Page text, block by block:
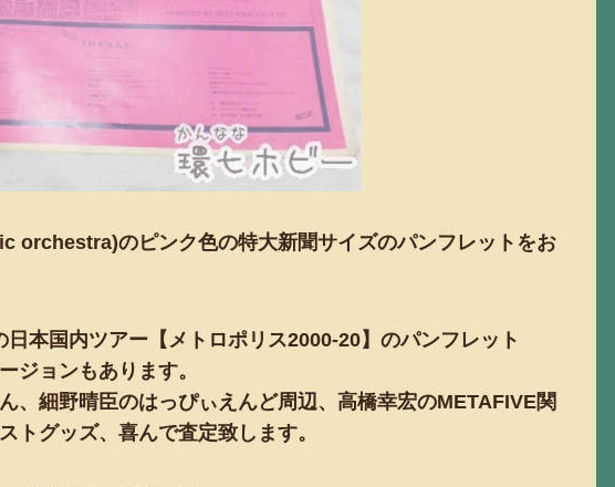
orchestra)のピンク色の特大新聞サイズのパンフレットをお
日本国内ツアー【メトロポリス2000-20】のパンフレット
ジョンもあります。
、細野晴臣のはっぴぃえんど周辺、高橋幸宏のMETAFIVE関
トグッズ、喜んで査定致します。